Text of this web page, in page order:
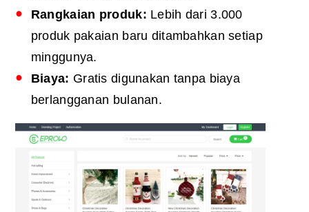
Rangkaian produk: Lebih dari 3.000
produk pakaian baru ditambahkan setiap
minggunya.
Biaya: Gratis digunakan tanpa biaya
berlangganan bulanan.